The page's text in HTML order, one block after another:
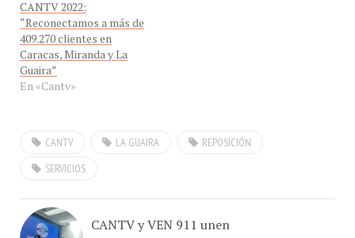
“Reconectamos a más de
409.270 clientes en
Caracas, Miranda y La
Guaira”
En «Cantv»
SERVICIOS
esfuerzos para las denuncias